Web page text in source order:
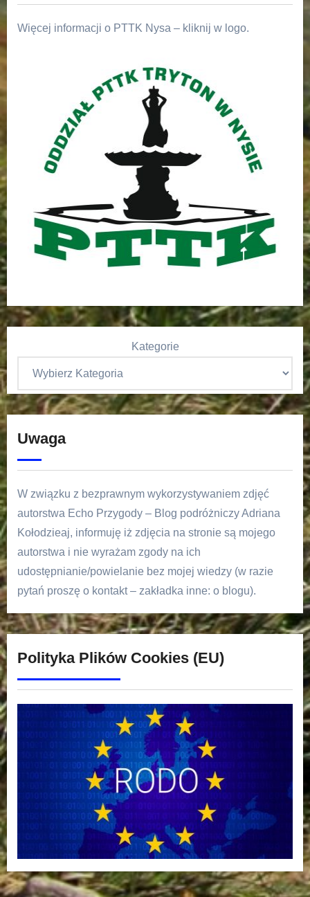
Więcej informacji o PTTK Nysa – kliknij w logo.
Kategorie
Uwaga
W związku z bezprawnym wykorzystywaniem zdjęć
autorstwa Echo Przygody – Blog podróżniczy Adriana
Kołodzieaj, informuję iż zdjęcia na stronie są mojego
autorstwa i nie wyrażam zgody na ich
udostępnianie/powielanie bez mojej wiedzy (w razie
pytań proszę o kontakt – zakładka inne: o blogu).
Polityka Plików Cookies (EU)